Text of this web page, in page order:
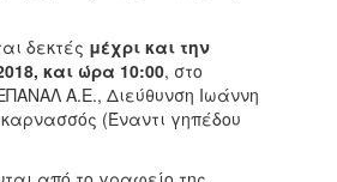
δεκτές μέχρι και την
και ώρα 10:00, στο
Α.Ε., Διεύθυνση Ιωάννη
(Έναντι γηπέδου